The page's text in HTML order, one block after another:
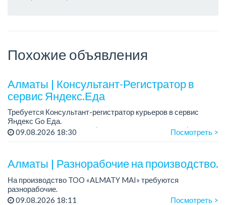
Похожие объявления
Алматы | Консультант-Регистратор в
сервис Яндекс.Еда
Требуется Консультант-регистратор курьеров в сервис
Яндекс Go Еда.
Условия: работа в офисе (Абылай хана - Макатаева).
09.08.2026 18:30 Посмотреть >
Алматы | Разнорабочие на производство.
На производство TOO «ALMATY MAI» требуются
разнорабочие.
Зарплата: от 250 000 до 300 000 тенге на руки.
09.08.2026 18:11 Посмотреть >